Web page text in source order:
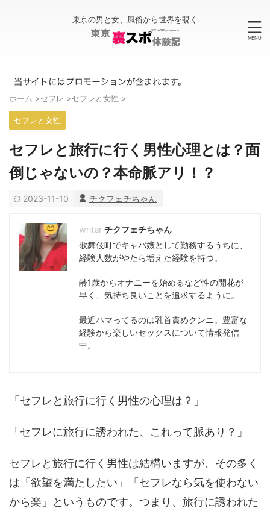
東京の男と女、風俗から世界を覗く
ホーム >セフレ >セフレと女性 >
セフレと女性
セフレと旅行に行く男性心理とは？面
倒じゃないの？本命脈アリ！？
2023-11-10 チクフェチちゃん
チクフェチちゃん
歌舞伎町でキャバ嬢として勤務するうちに、
経験人数がやたら増えた経験を持つ。
齢1歳からオナニーを始めるなど性の開花が
早く、気持ち良いことを追求するように。
最近ハマってるのは乳首責めクンニ。豊富な
経験から楽しいセックスについて情報発信
中。
「セフレと旅行に行く男性の心理は？」
「セフレに旅行に誘われた、これって脈あり？」
セフレと旅行に行く男性は結構いますが、その多く
は「欲望を満たしたい」「セフレなら気を使わない
から楽」というものです。つまり、旅行に誘われた